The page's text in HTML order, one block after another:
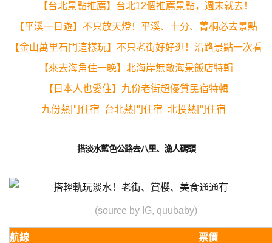
【台北景點推薦】台北12個推薦景點，週末就去！
【平溪一日遊】不只放天燈！平溪、十分、菁桐必去景點
【金山萬里石門這樣玩】不只老街好好逛！沿路景點一次看
【來去海角住一晚】北海岸無敵海景飯店特輯
【日本人也愛住】九份老街超優質民宿特輯
九份熱門住宿 台北熱門住宿 北投熱門住宿
搭淡水藍色公路去八里、漁人碼頭
(source by IG, quubaby)
航線
票價